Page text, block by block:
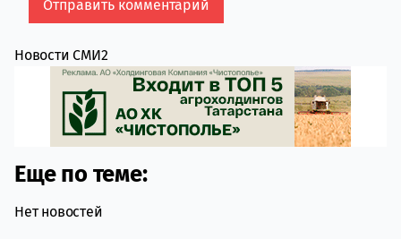
Новости СМИ2
Еще по теме:
Нет новостей